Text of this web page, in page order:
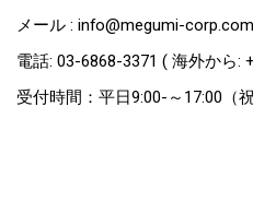
メール : info@megumi-corp.com
電話: 03-6868-3371 ( 海外から:
受付時間：平日9:00-～17:00（